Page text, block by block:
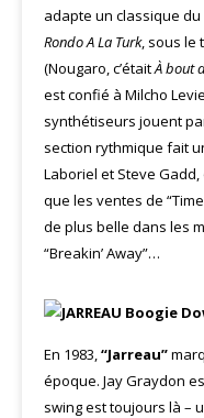
adapte un classique
Rondo A La Turk, sous le
(Nougaro, c’étaitÀ bout
est confié à Milcho
synthétiseurs jouent
section rythmique fait
Laboriel et Steve
que les ventes de
de plus belle dans les
“Breakin’ Away”…
En 1983,“Jarreau”
époque. Jay Graydon
swing est toujours là –